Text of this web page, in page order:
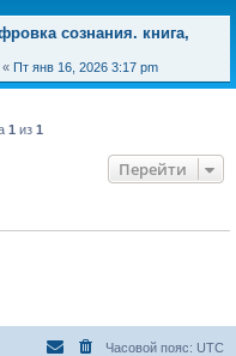
сознания. книга,
« Пт янв 16, 2026 3:17 pm
1 из 1
Перейти
Часовой пояс: UTC